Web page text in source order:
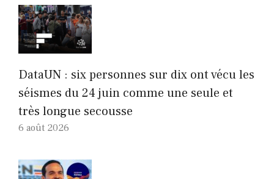
DataUN : six personnes sur dix ont vécu les
séismes du 24 juin comme une seule et
très longue secousse
6 août 2026